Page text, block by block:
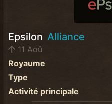
Epsilon Alliance
11 Aoû
Royaume
Type
Activité principale